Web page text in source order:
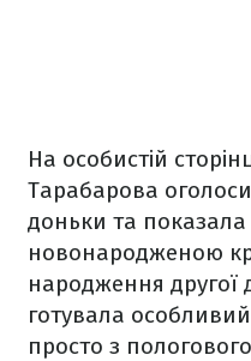
На особистій
Тарабарова
доньки та
новонародженою
народження другої
готувала
просто з